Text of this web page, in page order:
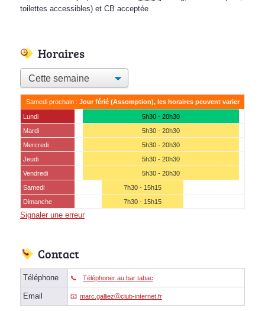
toilettes accessibles) et CB acceptée
Horaires
Samedi prochain : Jour férié (Assomption), les horaires peuvent varier
Lundi
5h30 - 20h30
Mardi
5h30 - 20h30
Mercredi
5h30 - 20h30
Jeudi
5h30 - 20h30
Vendredi
5h30 - 20h30
Samedi
(15 août)
7h30 - 15h15
Dimanche
7h30 - 15h15
Signaler une erreur
Contact
Téléphone Téléphoner au bar tabac
Email marc.galliezⓐclub-internet.fr